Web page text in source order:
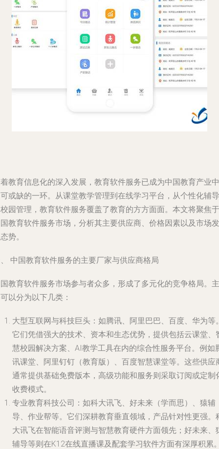
教育信息化的深入发展，教育软件服务已成为中国教育产业中
或缺的一环。从课堂教学管理到在线学习平台，从个性化辅导
园管理，教育软件服务覆盖了教育的方方面面。本文将聚焦于
教育软件服务市场，分析其主要供应商、价格因素以及市场发
势。
中国教育软件服务的主要厂家与供应商格局
教育软件服务市场参与者众多，形成了多元化的竞争格局。主
以分为以下几类：
大型互联网与科技巨头 ：如腾讯、阿里巴巴、百度、华为等
它们凭借强大的技术、资本和生态优势，提供包括云课堂、
慧校园解决方案、AI教学工具在内的综合性服务平台。例如
讯课堂、阿里钉钉（教育版）、百度智慧课堂等。这些供应
通常提供基础免费版本，高级功能和服务则采取订阅或定制
收费模式。
专业教育科技公司 ：如科大讯飞、好未来（学而思）、猿辅
导、作业帮等。它们深耕教育垂直领域，产品针对性更强。
大讯飞在智能语音评测与智慧教育硬件方面领先；好未来、
辅导等则在K12在线直播课及配套学习软件方面有深厚积累